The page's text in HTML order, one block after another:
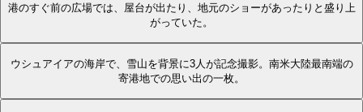
港のすぐ前の広場では、屋台が出たり、地元のショーがあったりと盛り上
がっていた。
ウシュアイアの海岸で、雪山を背景に3人が記念撮影。南米大陸最南端の
寄港地での思い出の一枚。